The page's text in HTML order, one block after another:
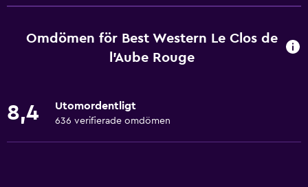
Konferensrum
Affärscentrum
Rumservice
Fotmassage
Omdömen för Best Western Le Clos de
l'Aube Rouge
8,4 Utomordentligt
636 verifierade omdömen